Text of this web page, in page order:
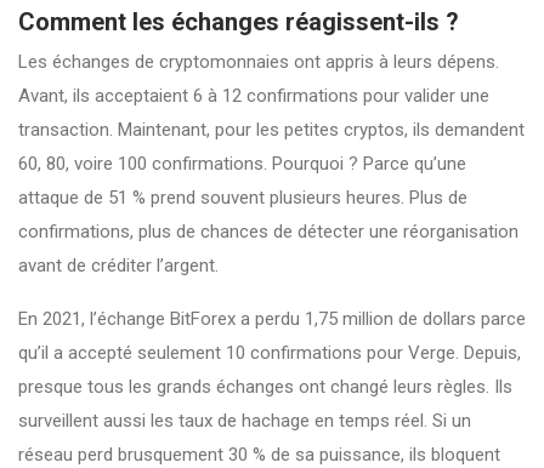
Comment les échanges réagissent-ils ?
Les échanges de cryptomonnaies ont appris à leurs dépens.
Avant, ils acceptaient 6 à 12 confirmations pour valider une
transaction. Maintenant, pour les petites cryptos, ils demandent
60, 80, voire 100 confirmations. Pourquoi ? Parce qu’une
attaque de 51 % prend souvent plusieurs heures. Plus de
confirmations, plus de chances de détecter une réorganisation
avant de créditer l’argent.
En 2021, l’échange BitForex a perdu 1,75 million de dollars parce
qu’il a accepté seulement 10 confirmations pour Verge. Depuis,
presque tous les grands échanges ont changé leurs règles. Ils
surveillent aussi les taux de hachage en temps réel. Si un
réseau perd brusquement 30 % de sa puissance, ils bloquent